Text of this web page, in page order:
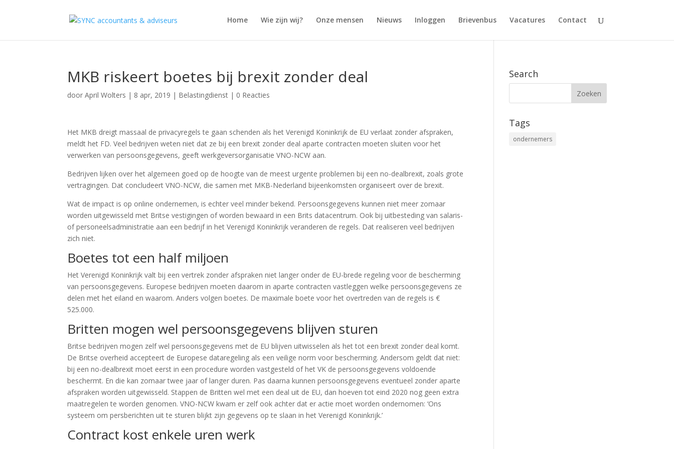
Home Wie zijn wij? Onze mensen Nieuws Inloggen Brievenbus Vacatures Contact
MKB riskeert boetes bij brexit zonder deal
doorApril Wolters | 8 apr, 2019 | Belastingdienst | 0 Reacties
Het MKB dreigt massaal de privacyregels te gaan schenden als het Verenigd Koninkrijk de EU verlaat zonder afspraken,
meldt het FD. Veel bedrijven weten niet dat ze bij een brexit zonder deal aparte contracten moeten sluiten voor het
verwerken van persoonsgegevens, geeft werkgeversorganisatie VNO-NCW aan.
Bedrijven lijken over het algemeen goed op de hoogte van de meest urgente problemen bij een no-dealbrexit, zoals grote
vertragingen. Dat concludeert VNO-NCW, die samen met MKB-Nederland bijeenkomsten organiseert over de brexit.
Wat de impact is op online ondernemen, is echter veel minder bekend. Persoonsgegevens kunnen niet meer zomaar
worden uitgewisseld met Britse vestigingen of worden bewaard in een Brits datacentrum. Ook bij uitbesteding van salaris-
of personeelsadministratie aan een bedrijf in het Verenigd Koninkrijk veranderen de regels. Dat realiseren veel bedrijven
zich niet.
Boetes tot een half miljoen
Het Verenigd Koninkrijk valt bij een vertrek zonder afspraken niet langer onder de EU-brede regeling voor de bescherming
van persoonsgegevens. Europese bedrijven moeten daarom in aparte contracten vastleggen welke persoonsgegevens ze
delen met het eiland en waarom. Anders volgen boetes. De maximale boete voor het overtreden van de regels is €
525.000.
Britten mogen wel persoonsgegevens blijven sturen
Britse bedrijven mogen zelf wel persoonsgegevens met de EU blijven uitwisselen als het tot een brexit zonder deal komt.
De Britse overheid accepteert de Europese dataregeling als een veilige norm voor bescherming. Andersom geldt dat niet:
bij een no-dealbrexit moet eerst in een procedure worden vastgesteld of het VK de persoonsgegevens voldoende
beschermt. En die kan zomaar twee jaar of langer duren. Pas daarna kunnen persoonsgegevens eventueel zonder aparte
afspraken worden uitgewisseld. Stappen de Britten wel met een deal uit de EU, dan hoeven tot eind 2020 nog geen extra
maatregelen te worden genomen. VNO-NCW kwam er zelf ook achter dat er actie moet worden ondernomen: ‘Ons
systeem om persberichten uit te sturen blijkt zijn gegevens op te slaan in het Verenigd Koninkrijk.’
Contract kost enkele uren werk
Search
Tags
ondernemers